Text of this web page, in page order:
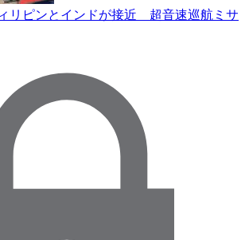
リピンとインドが接近 超音速巡航ミサ